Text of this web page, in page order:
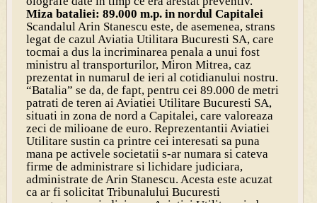
Miza bataliei: 89.000 m.p. in nordul Capitalei
Scandalul Arin Stanescu este, de asemenea, strans
legat de cazul Aviatia Utilitara Bucuresti SA, care
tocmai a dus la incriminarea penala a unui fost
ministru al transporturilor, Miron Mitrea, caz
prezentat in numarul de ieri al cotidianului nostru.
“Batalia” se da, de fapt, pentru cei 89.000 de metri
patrati de teren ai Aviatiei Utilitare Bucuresti SA,
situati in zona de nord a Capitalei, care valoreaza
zeci de milioane de euro. Reprezentantii Aviatiei
Utilitare sustin ca printre cei interesati sa puna
mana pe activele societatii s-ar numara si cateva
firme de administrare si lichidare judiciara,
administrate de Arin Stanescu. Acesta este acuzat
ca ar fi solicitat Tribunalului Bucuresti